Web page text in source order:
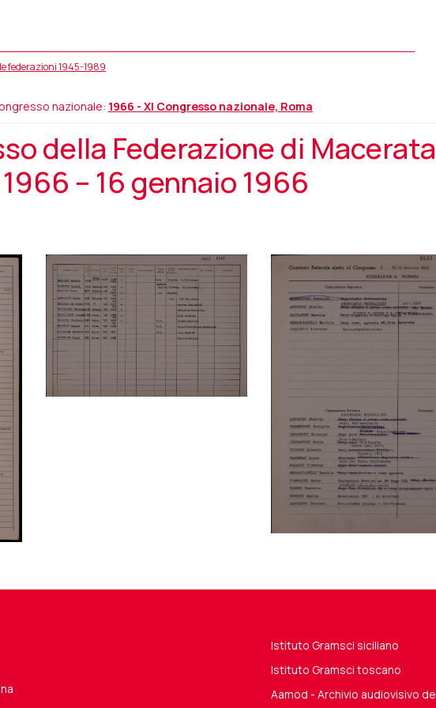
federazioni 1945-1989
nazionale: 1966 - XI Congresso nazionale, Roma
della Federazione di
– 16 gennaio 1966
Istituto Gramsci siciliano
Istituto Gramsci toscano
Aamod - Archivio audiovisivo